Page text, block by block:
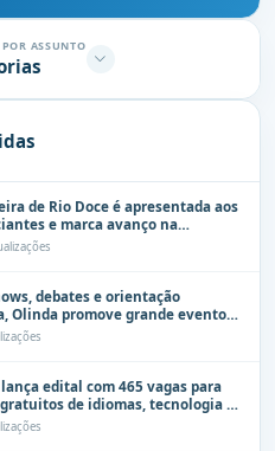
ASSUNTO
de Rio Doce é apresentada aos
e marca avanço na
dos espaços públicos de
debates e orientação
Olinda promove grande evento
à violência contra a mulher
(8)
edital com 465 vagas para
de idiomas, tecnologia e